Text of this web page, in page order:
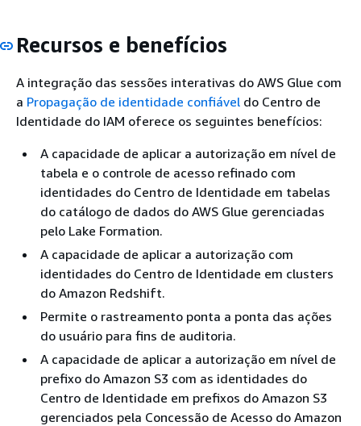
Recursos e benefícios
A integração das sessões interativas do AWS Glue com
a Propagação de identidade confiável do Centro de
Identidade do IAM oferece os seguintes benefícios:
A capacidade de aplicar a autorização em nível de
tabela e o controle de acesso refinado com
identidades do Centro de Identidade em tabelas
do catálogo de dados do AWS Glue gerenciadas
pelo Lake Formation.
A capacidade de aplicar a autorização com
identidades do Centro de Identidade em clusters
do Amazon Redshift.
Permite o rastreamento ponta a ponta das ações
do usuário para fins de auditoria.
A capacidade de aplicar a autorização em nível de
prefixo do Amazon S3 com as identidades do
Centro de Identidade em prefixos do Amazon S3
gerenciados pela Concessão de Acesso do Amazon